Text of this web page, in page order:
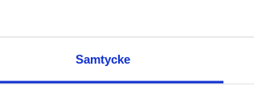
Samtycke